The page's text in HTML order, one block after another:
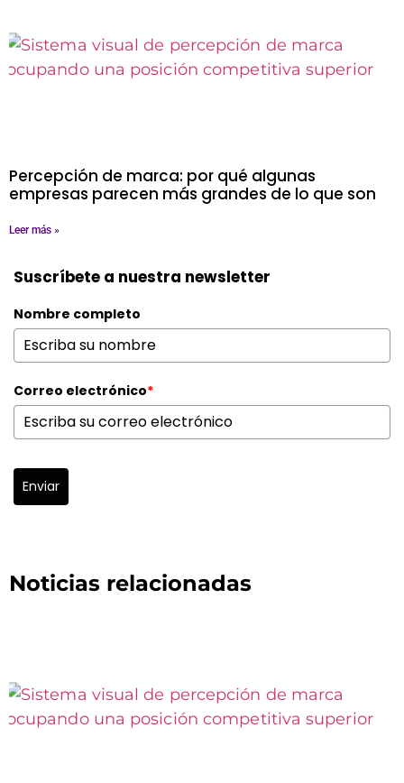
Percepción de marca: por qué algunas
empresas parecen más grandes de lo que son
Leer más »
Suscríbete a nuestra newsletter
Nombre completo
Correo electrónico*
Enviar
Noticias relacionadas